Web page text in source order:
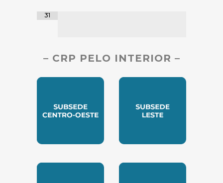
31
– CRP PELO INTERIOR –